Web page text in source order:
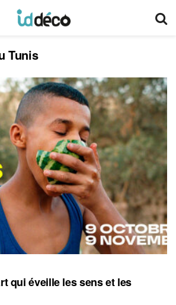
Tunis
qui éveille les sens et les